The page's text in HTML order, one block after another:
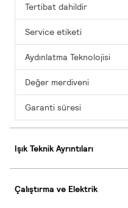
Tertibat dahildir
Service etiketi
Aydınlatma Teknolojisi
Değer merdiveni
Garanti süresi
Işık Teknik Ayrıntıları
Çalıştırma ve Elektrik